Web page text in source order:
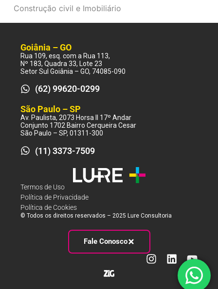
Construção civil e Imobiliário
Termos de Uso
Política de Privacidade
Política de Cookies
© Todos os direitos reservados – 2025 Lure Consultoria
Goiânia – GO
Rua 109, esq. com a Rua 113,
Nº 183, Quadra 33, Lote 23
Setor Sul Goiânia – GO, 74085-090
(62) 99620-0299
São Paulo – SP
Av. Paulista, 2073 Horsa II 17º Andar
Conjunto 1702 Bairro Cerqueira Cesar
São Paulo – SP, 01311-300
(11) 3373-7509
Fale Conosco